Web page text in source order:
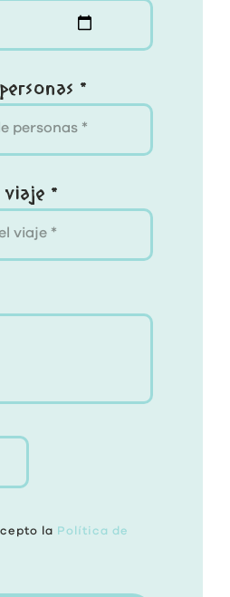
*
*
la Política de